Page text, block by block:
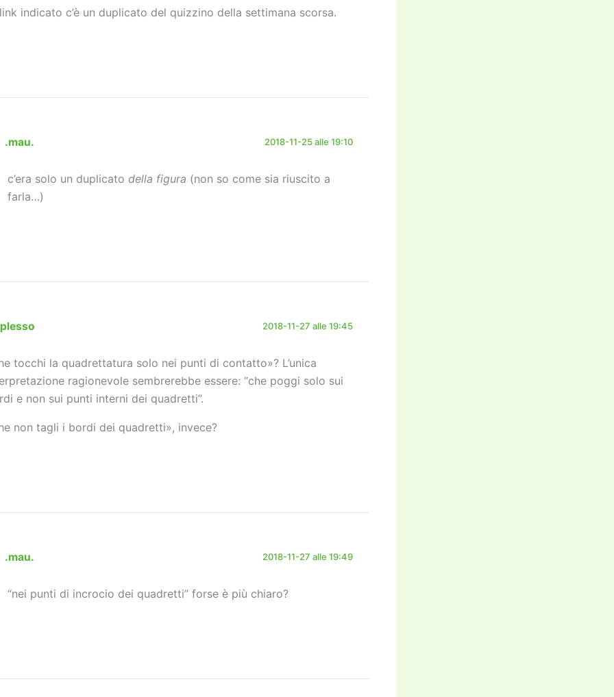
indicato c’è un duplicato del quizzino della settimana scorsa.
.mau. 2018-11-25 alle 19:10
c’era solo un duplicato della figura (non so come sia riuscito a
farla…)
2018-11-27 alle 19:45
tocchi la quadrettatura solo nei punti di contatto»? L’unica
ragionevole sembrerebbe essere: “che poggi solo sui
e non sui punti interni dei quadretti”.
non tagli i bordi dei quadretti», invece?
.mau. 2018-11-27 alle 19:49
“nei punti di incrocio dei quadretti” forse è più chiaro?